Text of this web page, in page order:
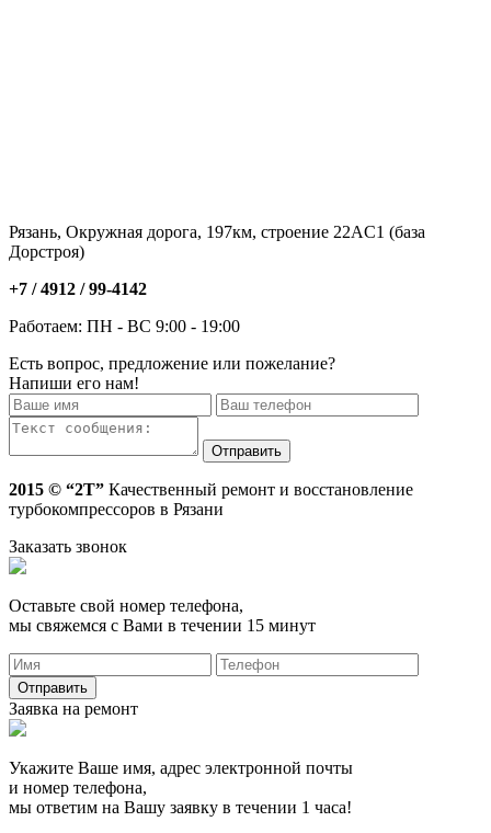
Рязань, Окружная дорога, 197км, строение 22АC1 (база
Дорстроя)
+7 / 4912 /99-4142
Работаем: ПН - ВС 9:00 - 19:00
Есть вопрос, предложение или пожелание?
Напиши его нам!
2015 © “2T” Качественный ремонт и восстановление
турбокомпрессоров в Рязани
Заказать звонок
Оставьте свой номер телефона,
мы свяжемся с Вами в течении 15 минут
Заявка на ремонт
Укажите Ваше имя, адрес электронной почты
и номер телефона,
мы ответим на Вашу заявку в течении 1 часа!